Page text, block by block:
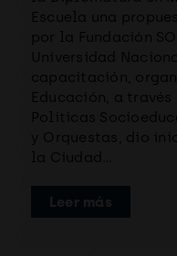
Escuela una
por la Fundación
Universidad
capacitación,
Educación, a
Políticas
y Orquestas, dio
la Ciudad…